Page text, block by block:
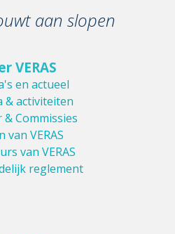
aan slopen
VERAS
en actueel
& activiteiten
Commissies
van VERAS
van VERAS
reglement